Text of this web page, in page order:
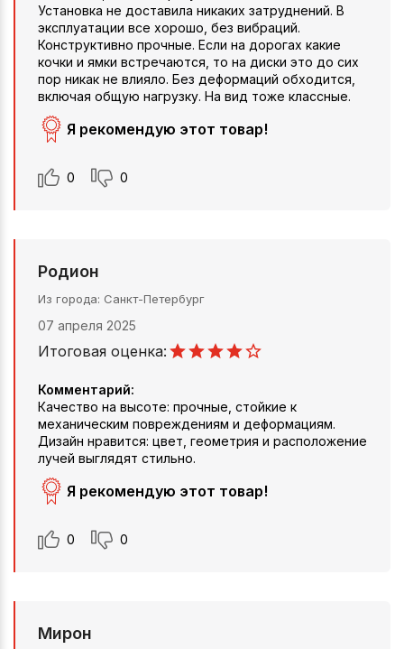
Установка не доставила никаких затруднений. В
эксплуатации все хорошо, без вибраций.
Конструктивно прочные. Если на дорогах какие
кочки и ямки встречаются, то на диски это до сих
пор никак не влияло. Без деформаций обходится,
включая общую нагрузку. На вид тоже классные.
Я рекомендую этот товар!
0 0
Родион
Из города Санкт-Петербург
07 апреля 2025
Итоговая оценка:
Комментарий:
Качество на высоте: прочные, стойкие к
механическим повреждениям и деформациям.
Дизайн нравится: цвет, геометрия и расположение
лучей выглядят стильно.
Я рекомендую этот товар!
0 0
Мирон